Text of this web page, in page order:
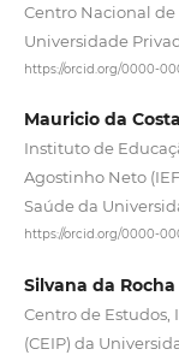
Centro Nacional de
Universidade
https://orcid.org/0000-
Mauricio da Costa
Instituto de
Agostinho Neto
Saúde da
https://orcid.org/0000-
Silvana da
Centro de
(CEIP) da